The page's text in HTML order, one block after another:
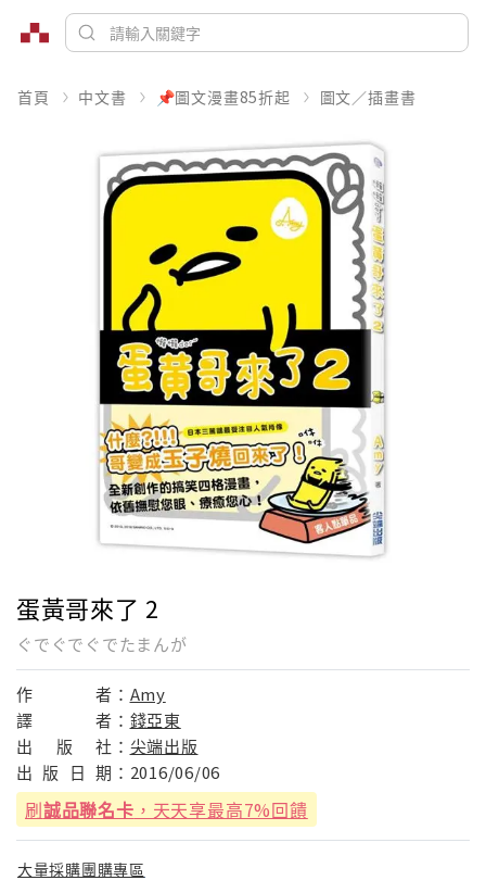
首頁 中文書 📌圖文漫畫85折起 圖文／插畫書
蛋黃哥來了 2
ぐでぐでぐでたまんが
作 者： Amy
譯
者： 錢亞東
出
版 社： 尖端出版
出 版 日 期： 2016/06/06
刷誠品聯名卡 ，天天享最高7%回饋
大量採購團購專區